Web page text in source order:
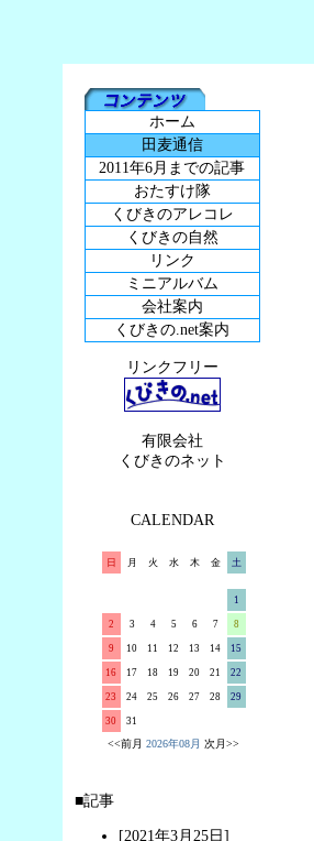
ホーム
田麦通信
2011年6月までの記事
おたすけ隊
くびきのアレコレ
くびきの自然
リンク
ミニアルバム
会社案内
くびきの.net案内
リンクフリー
有限会社
くびきのネット
CALENDAR
日 月 火 水 木 金 土
1
2 3 4 5 6 7 8
9 10 11 12 13 14 15
16 17 18 19 20 21 22
23 24 25 26 27 28 29
30 31
<<前月 2026年08月 次月>>
■記事
[2021年3月25日]